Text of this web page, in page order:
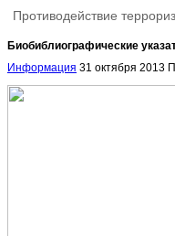
Противодействие
Биобиблиографические
Информация 31 октября 2013